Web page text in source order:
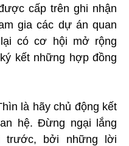
cấp trên ghi nhận
gia các dự án quan
có cơ hội mở rộng
kết những hợp đồng
là hãy chủ động kết
hệ. Đừng ngại lắng
bởi những lời